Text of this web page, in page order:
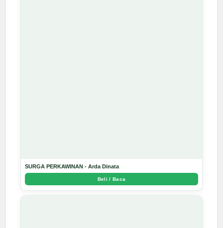
SURGA PERKAWINAN - Arda Dinata
Beli / Baca